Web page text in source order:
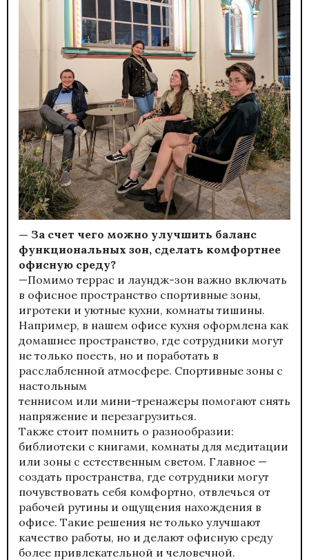
— За счет чего можно улучшить баланс
функциональных зон, сделать комфортнее
офисную среду?
—Помимо террас и лаундж-зон важно включать
в офисное пространство спортивные зоны,
игротеки и уютные кухни, комнаты тишины.
Например, в нашем офисе кухня оформлена как
домашнее пространство, где сотрудники могут
не только поесть, но и поработать в
расслабленной атмосфере. Спортивные зоны с
настольным
теннисом или мини-тренажеры помогают снять
напряжение и перезагрузиться.
Также стоит помнить о разнообразии:
библиотеки с книгами, комнаты для медитации
или зоны с естественным светом. Главное —
создать пространства, где сотрудники могут
почувствовать себя комфортно, отвлечься от
рабочей рутины и ощущения нахождения в
офисе. Такие решения не только улучшают
качество работы, но и делают офисную среду
более привлекательной и человечной.